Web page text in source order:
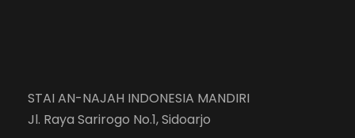
STAI AN-NAJAH INDONESIA MANDIRI
Jl. Raya Sarirogo No.1, Sidoarjo